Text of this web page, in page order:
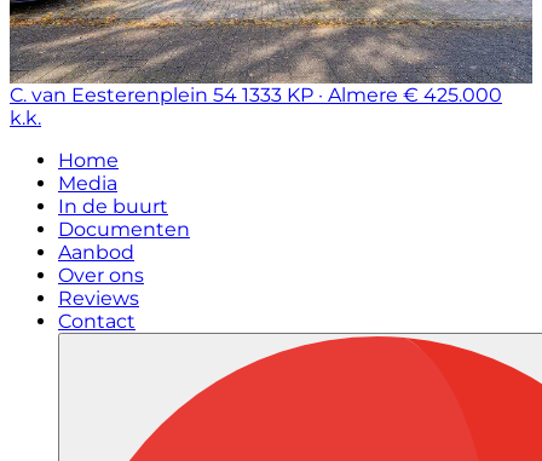
C. van Eesterenplein 54 1333 KP · Almere € 425.000
k.k.
Home
Media
In de buurt
Documenten
Aanbod
Over ons
Reviews
Contact